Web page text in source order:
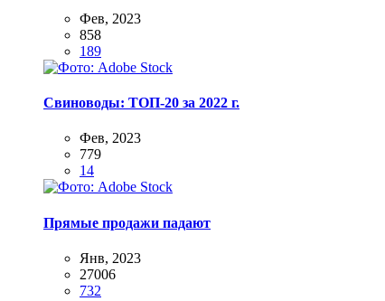
Фев, 2023
858
189
Свиноводы: ТОП-20 за 2022 г.
Фев, 2023
779
14
Прямые продажи падают
Янв, 2023
27006
732